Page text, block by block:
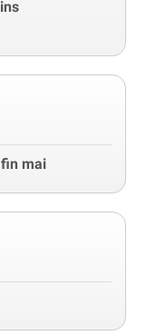
mai